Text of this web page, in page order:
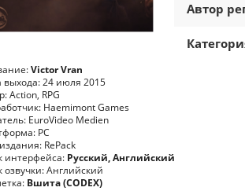
Автор
Victor Vran
выхода: 24 июля 2015
Action, RPG
Haemimont Games
EuroVideo Medien
РС
RePack
интерфейса: Русский, Английский
озвучки: Английский
Вшита (CODEX)